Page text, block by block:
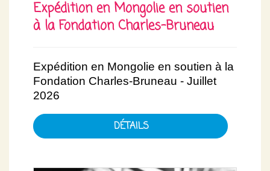
Expédition en Mongolie en soutien
à la Fondation Charles-Bruneau
Expédition en Mongolie en soutien à la
Fondation Charles-Bruneau - Juillet
2026
DÉTAILS